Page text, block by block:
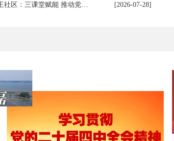
社区：三课堂赋能 推动党…
[2026-07-28]